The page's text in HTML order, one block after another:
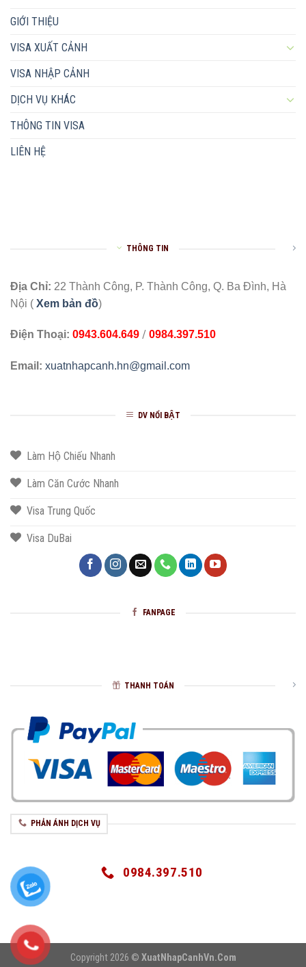
GIỚI THIỆU
VISA XUẤT CẢNH
VISA NHẬP CẢNH
DỊCH VỤ KHÁC
THÔNG TIN VISA
LIÊN HỆ
THÔNG TIN
Địa Chỉ: 22 Thành Công, P. Thành Công, Q. Ba Đình, Hà
Nội ( Xem bản đồ)
Điện Thoại: 0943.604.649 / 0984.397.510
Email: xuatnhapcanh.hn@gmail.com
DV NỔI BẬT
Làm Hộ Chiếu Nhanh
Làm Căn Cước Nhanh
Visa Trung Quốc
Visa DuBai
FANPAGE
THANH TOÁN
PHẢN ÁNH DỊCH VỤ
0984.397.510
Copyright 2026 © XuatNhapCanhVn.Com